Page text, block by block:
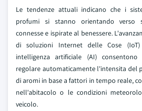
Le tendenze attuali indicano che i
profumi si stanno orientando verso
connesse e ispirate al benessere.
di soluzioni Internet delle Cose
intelligenza artificiale (AI)
regolare automaticamente l'intensita del
di aromi in base a fattori in tempo reale,
nell'abitacolo o le condizioni
veicolo.